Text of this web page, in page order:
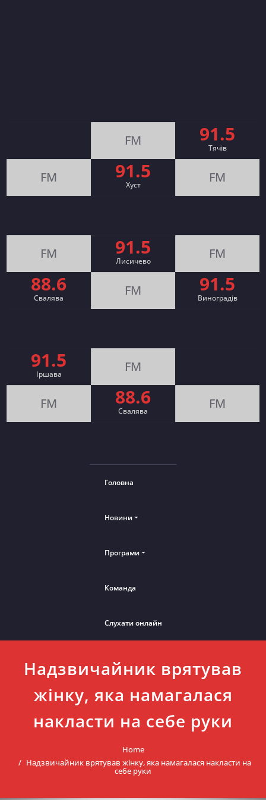
FM 91.5
Тячів
FM 91.5
Хуст FM
FM 91.5
Лисичево FM
88.6
Свалява FM 91.5
Виноградів
91.5
Іршава FM
FM 88.6
Cвалява FM
Головна
Новини
Програми
Команда
Слухати онлайн
Надзвичайник врятував
жінку, яка намагалася
накласти на себе руки
Home
Надзвичайник врятував жінку, яка намагалася накласти на
себе руки